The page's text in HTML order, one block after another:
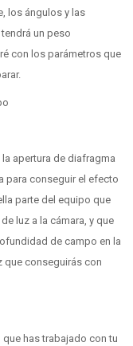
los ángulos y las
un peso
con los parámetros que
apertura de diafragma
para conseguir el efecto
parte del equipo que
luz a la cámara, y que
de campo en la
que conseguirás con
has trabajado con tu